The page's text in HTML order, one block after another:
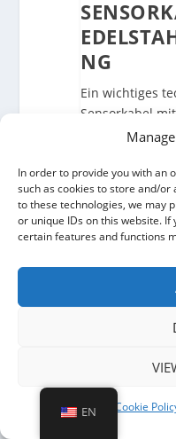
In order to provide you with an
such as cookies to store and/
to these technologies, we may
or unique IDs on this website.
certain features and functions
Cookie
NG
Ein wichtiges
Sensorkabel
Diese robuste
unterstützt den
bei
Flughäfen,
Auch die
Komponenten
Das
und nimmt
auf. Wenn
EN